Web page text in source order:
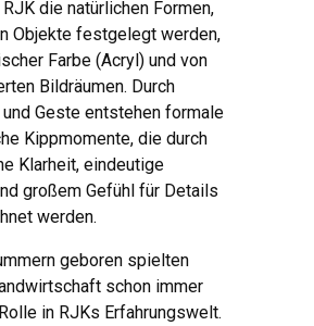
die natürlichen Formen,
Objekte festgelegt werden,
Farbe (Acryl) und von
Bildräumen. Durch
Geste entstehen formale
Kippmomente, die durch
Klarheit, eindeutige
großem Gefühl für Details
werden.
geboren spielten
schon immer
in RJKs Erfahrungswelt.